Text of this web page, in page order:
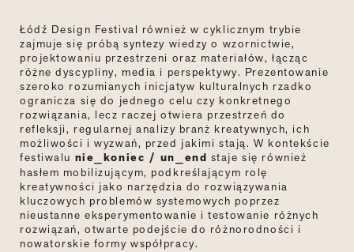
Łódź Design Festival również w cyklicznym trybie
zajmuje się próbą syntezy wiedzy o wzornictwie,
projektowaniu przestrzeni oraz materiałów, łącząc
różne dyscypliny, media i perspektywy. Prezentowanie
szeroko rozumianych inicjatyw kulturalnych rzadko
ogranicza się do jednego celu czy konkretnego
rozwiązania, lecz raczej otwiera przestrzeń do
refleksji, regularnej analizy branż kreatywnych, ich
możliwości i wyzwań, przed jakimi stają. W kontekście
festiwalu nie_koniec / un_end staje się również
hasłem mobilizującym, podkreślającym rolę
kreatywności jako narzędzia do rozwiązywania
kluczowych problemów systemowych poprzez
nieustanne eksperymentowanie i testowanie różnych
rozwiązań, otwarte podejście do różnorodności i
nowatorskie formy współpracy.